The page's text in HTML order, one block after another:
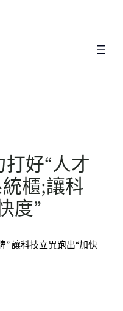
好“人才
櫃;讓科
度”
” 讓科技立異跑出“加快